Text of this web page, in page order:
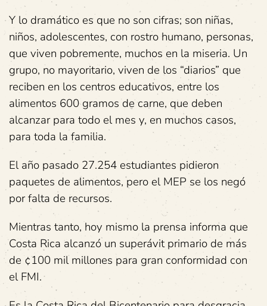
Y lo dramático es que no son cifras; son niñas,
niños, adolescentes, con rostro humano, personas,
que viven pobremente, muchos en la miseria. Un
grupo, no mayoritario, viven de los “diarios” que
reciben en los centros educativos, entre los
alimentos 600 gramos de carne, que deben
alcanzar para todo el mes y, en muchos casos,
para toda la familia.
El año pasado 27.254 estudiantes pidieron
paquetes de alimentos, pero el MEP se los negó
por falta de recursos.
Mientras tanto, hoy mismo la prensa informa que
Costa Rica alcanzó un superávit primario de más
de ¢100 mil millones para gran conformidad con
el FMI.